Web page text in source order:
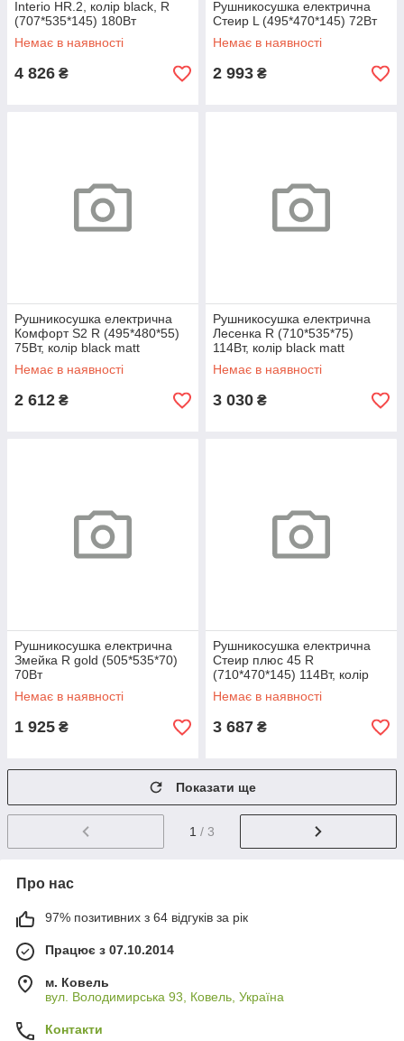
Interio HR.2, колір black, R
(707*535*145) 180Вт
Немає в наявності
4 826 ₴
Рушникосушка електрична
Стеир L (495*470*145) 72Вт
Немає в наявності
2 993 ₴
Рушникосушка електрична
Комфорт S2 R (495*480*55)
75Вт, колір black matt
Немає в наявності
2 612 ₴
Рушникосушка електрична
Лесенка R (710*535*75)
114Вт, колір black matt
Немає в наявності
3 030 ₴
Рушникосушка електрична
Змейка R gold (505*535*70)
70Вт
Немає в наявності
1 925 ₴
Рушникосушка електрична
Стеир плюс 45 R
(710*470*145) 114Вт, колір
black matt
Немає в наявності
3 687 ₴
Показати ще
1 / 3
Про нас
97% позитивних з 64 відгуків за рік
Працює з 07.10.2014
м. Ковель
вул. Володимирська 93, Ковель, Україна
Контакти